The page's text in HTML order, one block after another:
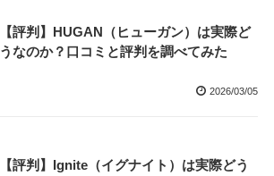
【評判】HUGAN（ヒューガン）は実際ど
うなのか？口コミと評判を調べてみた
2026/03/05
【評判】Ignite（イグナイト）は実際どう